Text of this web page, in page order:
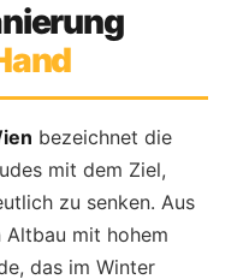
bezeichnet die
mit dem Ziel,
zu senken. Aus
mit hohem
das im Winter